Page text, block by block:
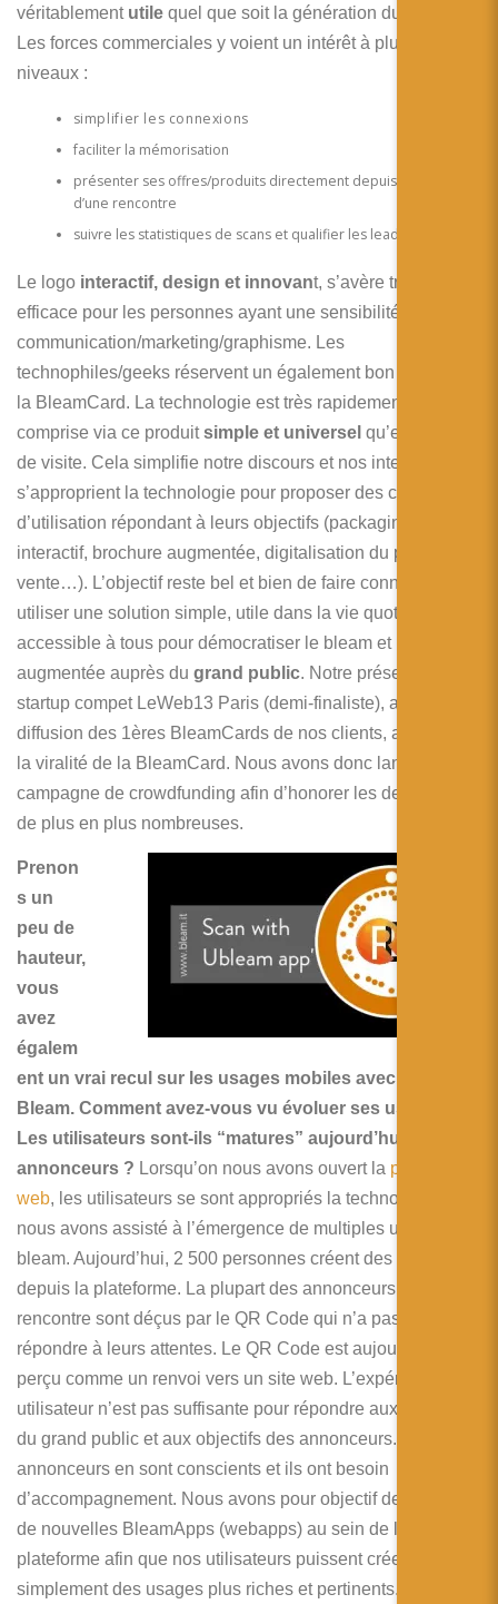
véritablement utile quel que soit la génération du testeur.
Les forces commerciales y voient un intérêt à plusieurs
niveaux :
simplifier les connexions
faciliter la mémorisation
présenter ses offres/produits directement depuis la carte lors
d’une rencontre
suivre les statistiques de scans et qualifier les leads
Le logo interactif, design et innovant, s’avère très
efficace pour les personnes ayant une sensibilité à la
communication/marketing/graphisme. Les
technophiles/geeks réservent un également bon accueil à
la BleamCard. La technologie est très rapidement
comprise via ce produitsimple et universel qu’est la carte
de visite. Cela simplifie notre discours et nos interlocuteurs
s’approprient la technologie pour proposer des cas
d’utilisation répondant à leurs objectifs (packaging
interactif, brochure augmentée, digitalisation du point de
vente…). L’objectif reste bel et bien de faire connaître et
utiliser une solution simple, utile dans la vie quotidienne et
accessible à tous pour démocratiser le bleam et la réalité
augmentée auprès du grand public. Notre présence à la
startup compet LeWeb13 Paris (demi-finaliste), ainsi que la
diffusion des 1ères BleamCards de nos clients, a confirmé
la viralité de la BleamCard. Nous avons donc lancé la
campagne de crowdfunding afin d’honorer les demandes
de plus en plus nombreuses.
Prenon
s un
peu de
hauteur,
vous
avez
égalem
ent un vrai recul sur les usages mobiles avec les
Bleam. Comment avez-vous vu évoluer ses usages ?
Les utilisateurs sont-ils “matures” aujourd’hui ? Et les
annonceurs ? Lorsqu’on nous avons ouvert la plateforme
web, les utilisateurs se sont appropriés la technologie et
nous avons assisté à l’émergence de multiples usages du
bleam. Aujourd’hui, 2 500 personnes créent des bleams
depuis la plateforme. La plupart des annonceurs que l’on
rencontre sont déçus par le QR Code qui n’a pas su
répondre à leurs attentes. Le QR Code est aujourd’hui
perçu comme un renvoi vers un site web. L’expérience
utilisateur n’est pas suffisante pour répondre aux besoins
du grand public et aux objectifs des annonceurs. Les
annonceurs en sont conscients et ils ont besoin
d’accompagnement. Nous avons pour objectif de proposer
de nouvelles BleamApps (webapps) au sein de la
plateforme afin que nos utilisateurs puissent créer
simplement des usages plus riches et pertinents. Notre rôle